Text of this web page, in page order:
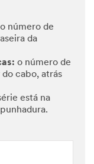
número de
da
o número de
cabo, atrás
está na